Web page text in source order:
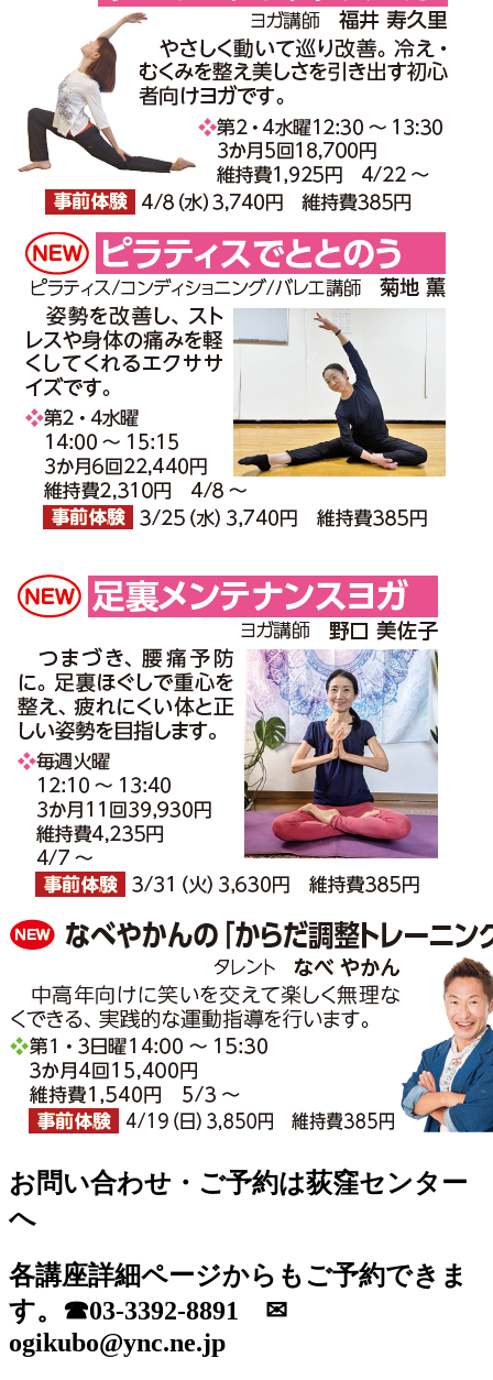
お問い合わせ・ご予約は荻窪センター
へ
各講座詳細ページからもご予約できま
す。☎03-3392-8891 ✉
ogikubo@ync.ne.jp